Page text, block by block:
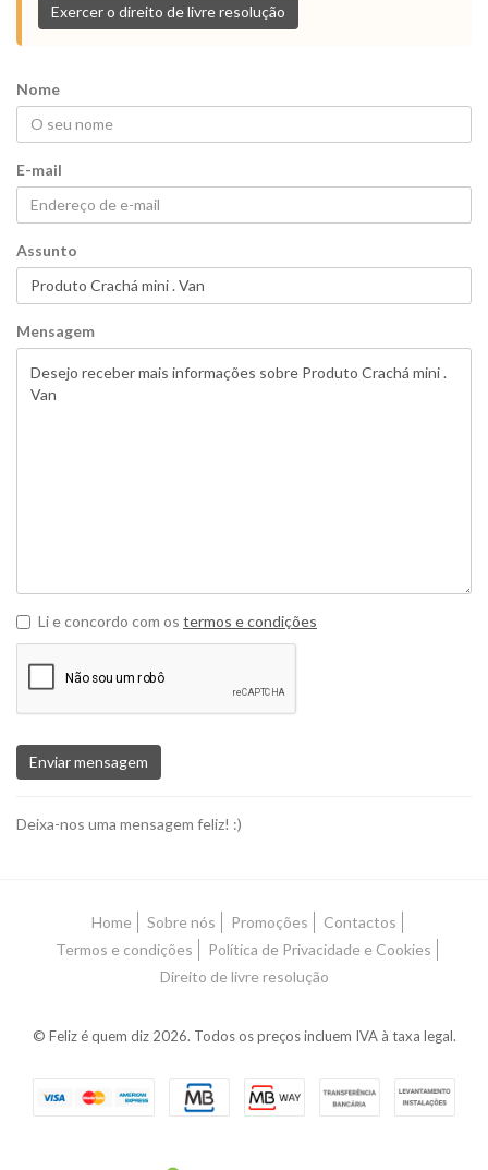
Exercer o direito de livre resolução
Nome
E-mail
Assunto
Mensagem
Li e concordo com os termos e condições
Enviar mensagem
Deixa-nos uma mensagem feliz! :)
Home Sobre nós Promoções
Contactos
Termos e condições
Política de Privacidade e Cookies
Direito de livre resolução
© Feliz é quem diz 2026. Todos os preços incluem IVA à taxa legal.